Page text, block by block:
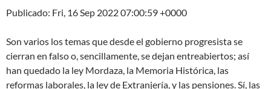
Publicado: Fri, 16 Sep 2022 07:00:59 +0000
Son varios los temas que desde el gobierno progresista se
cierran en falso o, sencillamente, se dejan entreabiertos; así
han quedado la ley Mordaza, la Memoria Histórica, las
reformas laborales, la ley de Extranjería, y las pensiones. Sí, las